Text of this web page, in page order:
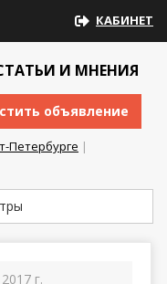
КАБИНЕТ
И МНЕНИЯ
объявление
Петербурге |
г.